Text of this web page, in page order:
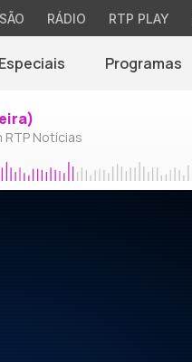
RÁDIO RTP PLAY
Especiais Programas
RTP Notícias